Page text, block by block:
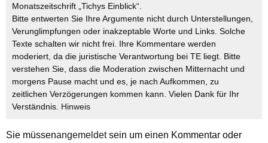
Monatszeitschrift „Tichys Einblick“.
Bitte entwerten Sie Ihre Argumente nicht durch Unterstellungen,
Verunglimpfungen oder inakzeptable Worte und Links. Solche
Texte schalten wir nicht frei. Ihre Kommentare werden
moderiert, da die juristische Verantwortung bei TE liegt. Bitte
verstehen Sie, dass die Moderation zwischen Mitternacht und
morgens Pause macht und es, je nach Aufkommen, zu
zeitlichen Verzögerungen kommen kann. Vielen Dank für Ihr
Verständnis. Hinweis
Sie müssenangemeldetsein um einen Kommentar oder